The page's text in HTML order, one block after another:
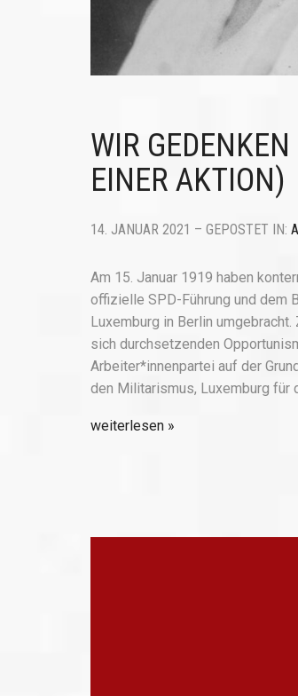
WIR
EINER AKTION)
14. JANUAR 2021 – GEPOSTET IN:
Am 15. Januar 1919 haben
offizielle SPD-Führung und dem
Luxemburg in Berlin
sich durchsetzenden
Arbeiter*innenpartei auf der
den Militarismus, Luxemburg für
weiterlesen